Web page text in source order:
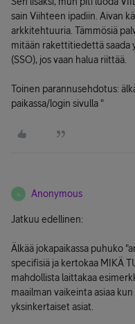
sain Viihteen ipadiin. Aivan
arkkitehtuuria. Tämmösiä
mitään rakettitiedettä saada
(SSO), jos vaan halua riittää.
Toinen parannusehdotus:
paikassa/login sivulla "
A Anonymous
Jatkuu edellinen:
Älkää jokapaikassa puhuko
specifisiä ja kertokaa MIKÄ
mahdollista laittakaa
maailman vaikeinta asiaa
yksinkertaiset asiat.